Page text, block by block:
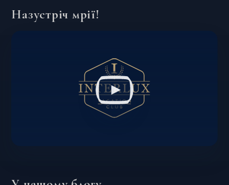
Назустріч мрії!